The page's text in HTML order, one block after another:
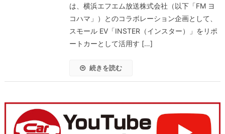
は、横浜エフエム放送株式会社（以下「FM ヨ
コハマ」）とのコラボレーション企画として、
スモール EV「INSTER（インスター）」をリポ
ートカーとして活用す […]
続きを読む